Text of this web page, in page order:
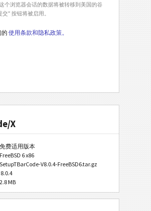
个浏览器会话的数据将被转移到美国的谷
" 按钮将被启用。
使用条款和隐私政策。
X
免费适用版本
FreeBSD 6 x86
SetupTBarCode-V8.0.4-FreeBSD6.tar.gz
8.0.4
2.8 MB